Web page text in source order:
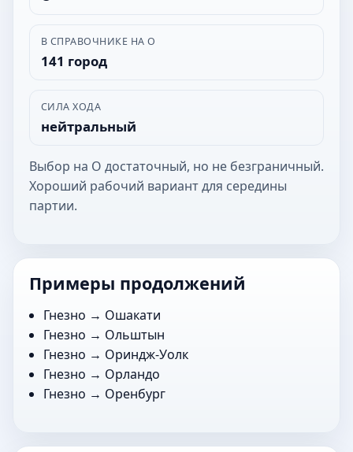
В СПРАВОЧНИКЕ НА О
141 город
СИЛА ХОДА
нейтральный
Выбор на О достаточный, но не безграничный.
Хороший рабочий вариант для середины
партии.
Примеры продолжений
Гнезно → Ошакати
Гнезно → Ольштын
Гнезно → Ориндж-Уолк
Гнезно → Орландо
Гнезно → Оренбург